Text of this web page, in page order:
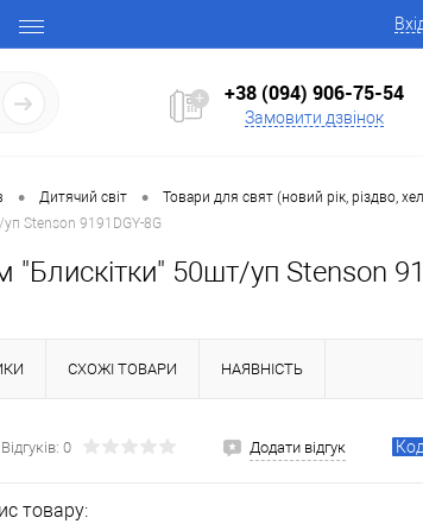
+38 (094) 906-75-54
Замовити дзвінок
• Дитячий світ • Товари для свят (новий рік, різдво,
Stenson 9191DGY-8G
"Блискітки" 50шт/уп Stenson
СХОЖІ ТОВАРИ НАЯВНІСТЬ
Відгуків: 0 Додати відгук
товару: